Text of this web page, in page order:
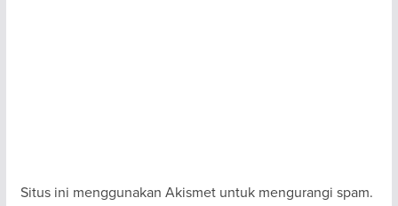
Situs ini menggunakan Akismet untuk mengurangi spam.